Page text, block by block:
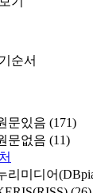
순서
문있음 (171)
문없음 (11)
리미디어